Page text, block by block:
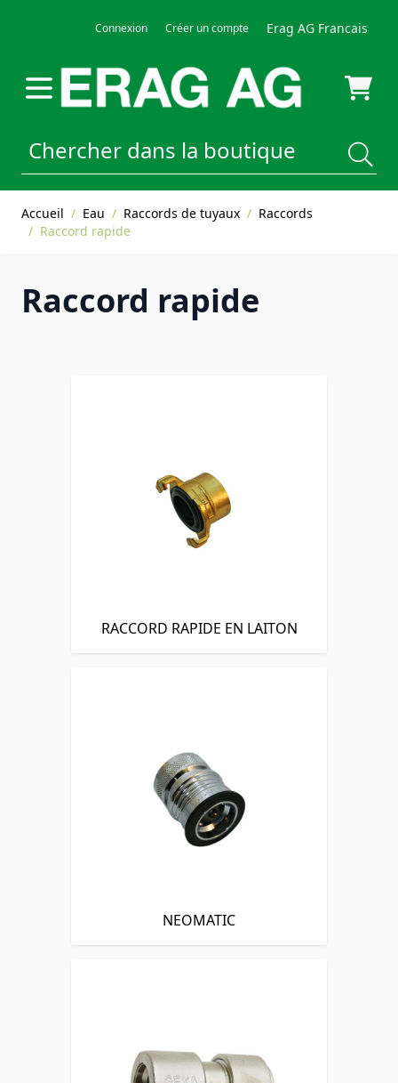
Connexion Créer un compte Erag AG Francais
Accueil / Eau / Raccords de tuyaux / Raccords
/ Raccord rapide
Raccord rapide
RACCORD RAPIDE EN LAITON
NEOMATIC